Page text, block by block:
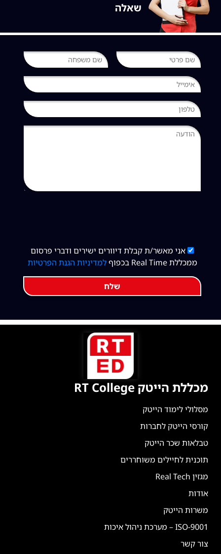
שאלה
אני מאשר/ת קבלת דיוורים ישירים ודברי פרסום
ממכללת Real Time בכפוף
למדיניות הגנת הפרטיות
שלח
מכללת הייטק RT College
מסלולי לימוד הייטק
קורסי הייטק לחברות
טבלאות שכר הייטק
תוכנית לחיילים משוחררים
מגזין Real Tech
אודות
משרות הייטק
ISO-9001 – מערכת ניהול איכות
צור קשר